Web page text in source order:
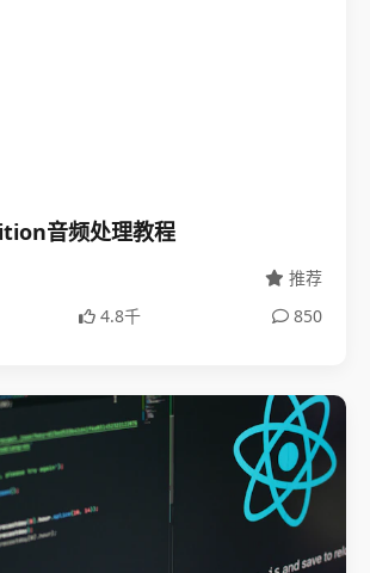
音频处理教程
推荐
4.8千 850